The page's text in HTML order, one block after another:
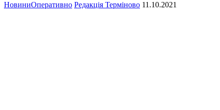
НовиниОперативно Редакція Терміново 11.10.2021